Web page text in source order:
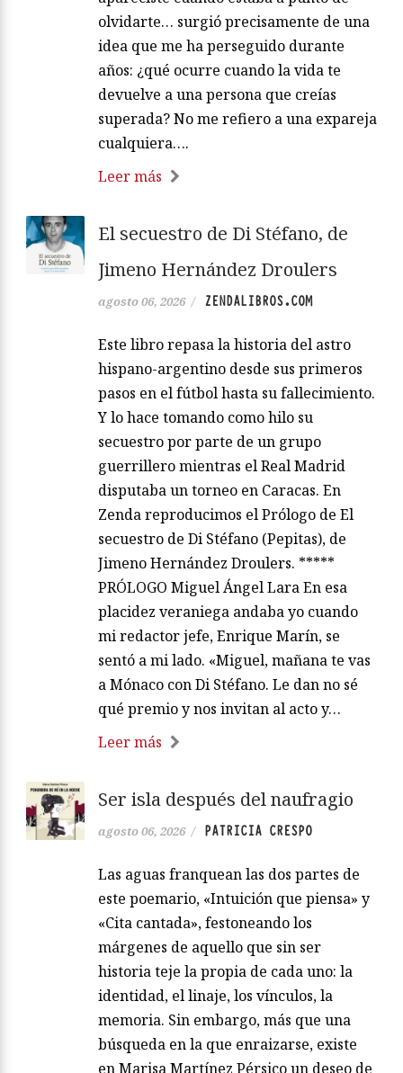
olvidarte… surgió precisamente de una
idea que me ha perseguido durante
años: ¿qué ocurre cuando la vida te
devuelve a una persona que creías
superada? No me refiero a una expareja
cualquiera….
Leer más
El secuestro de Di Stéfano, de
Jimeno Hernández Droulers
agosto 06, 2026 / ZENDALIBROS.COM
Este libro repasa la historia del astro
hispano-argentino desde sus primeros
pasos en el fútbol hasta su fallecimiento.
Y lo hace tomando como hilo su
secuestro por parte de un grupo
guerrillero mientras el Real Madrid
disputaba un torneo en Caracas. En
Zenda reproducimos el Prólogo de El
secuestro de Di Stéfano (Pepitas), de
Jimeno Hernández Droulers. *****
PRÓLOGO Miguel Ángel Lara En esa
placidez veraniega andaba yo cuando
mi redactor jefe, Enrique Marín, se
sentó a mi lado. «Miguel, mañana te vas
a Mónaco con Di Stéfano. Le dan no sé
qué premio y nos invitan al acto y…
Leer más
Ser isla después del naufragio
agosto 06, 2026 / PATRICIA CRESPO
Las aguas franquean las dos partes de
este poemario, «Intuición que piensa» y
«Cita cantada», festoneando los
márgenes de aquello que sin ser
historia teje la propia de cada uno: la
identidad, el linaje, los vínculos, la
memoria. Sin embargo, más que una
búsqueda en la que enraizarse, existe
en Marisa Martínez Pérsico un deseo de